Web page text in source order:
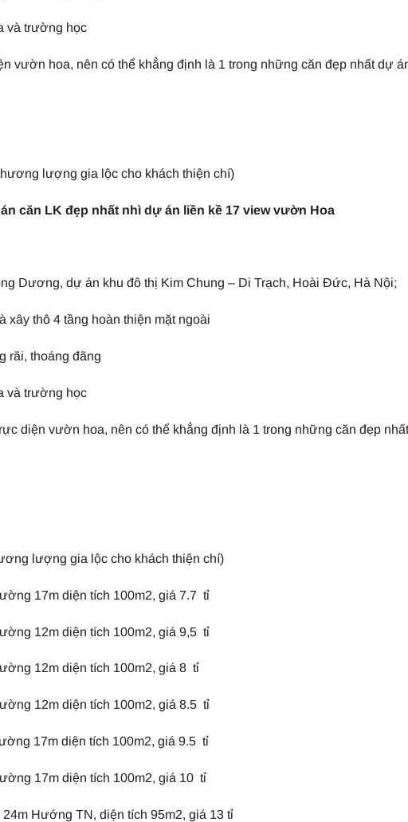
và trường học
vườn hoa, nên có thể khẳng định là 1 trong những căn đẹp nhất dự
lượng gia lộc cho khách thiện chí)
căn LK đẹp nhất nhì dự án liền kề 17 view vườn Hoa
Dương, dự án khu đô thị Kim Chung – Di Trạch, Hoài Đức, Hà Nội;
xây thô 4 tầng hoàn thiện mặt ngoài
rãi, thoáng đãng
và trường học
diện vườn hoa, nên có thể khẳng định là 1 trong những căn đẹp nhất
lượng gia lộc cho khách thiện chí)
17m diện tích 100m2, giá 7.7 tỉ
12m diện tích 100m2, giá 9,5 tỉ
12m diện tích 100m2, giá 8 tỉ
12m diện tích 100m2, giá 8.5 tỉ
17m diện tích 100m2, giá 9.5 tỉ
17m diện tích 100m2, giá 10 tỉ
Hướng TN, diện tích 95m2, giá 13 tỉ